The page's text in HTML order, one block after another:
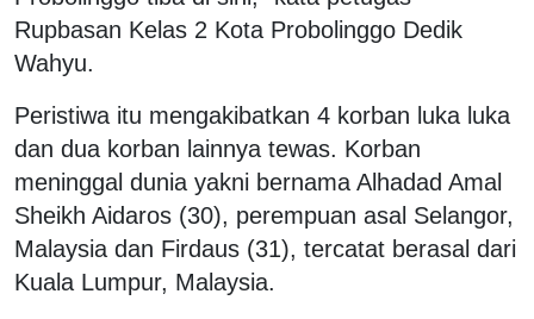
Rupbasan Kelas 2 Kota Probolinggo Dedik
Wahyu.
Peristiwa itu mengakibatkan 4 korban luka luka
dan dua korban lainnya tewas. Korban
meninggal dunia yakni bernama Alhadad Amal
Sheikh Aidaros (30), perempuan asal Selangor,
Malaysia dan Firdaus (31), tercatat berasal dari
Kuala Lumpur, Malaysia.